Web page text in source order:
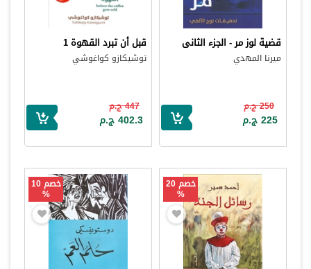
قضية لوز مر - الجزء الثانى
ميرنا المهدي
250 ج.م
225 ج.م
قبل أن تبرد القهوة 1
توشيكازو كواغوشي
447 ج.م
402.3 ج.م
خصم 20
%
خصم 10
%